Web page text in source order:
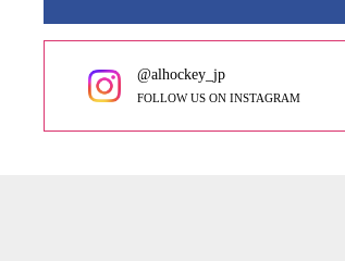
@alhockey_jp
FOLLOW US ON INSTAGRAM